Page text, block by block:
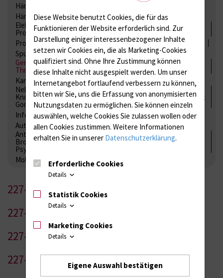
Hämatologie / Anämie
Hämoglobinelektrophorese
Liquordiagnostik
Elektrolyte, Enzyme, Substrate, Metabolite, Blutalkohol,
Proteine
Proteine
Lipide / Lipoproteine Niere / Harnwege
Spurenelemente
Säuren-Basen-Status
Gerinnung / Gerinnungsaktivierung / Gerinnungsfaktoren /
Thrombozytenfunktion / Antikoagulation
Kardiale Marker
Tumormarker
Interleukine
Nebenniere / Niere; Nebenschilddrüse ( Ca-Stoffwechsel /
Knochen; Hypophyse / Wachstum; Gestroinaltrakt / Vitamine;
Gonaden / Zyklus / Sterilität
Infektionsserologie
Allergiediagnostik
Immunologie
Autoimmundiagnostik
Antibiotika, Zystostatika, Immunsuppressiva, Amaleptika,
Bronchospasmolytika, Antiepileptika, Kardiaka,
Psychpharmaka
Molekulare Diagnostik
227-1
227-2
227-3
227-4
Diese Website benutzt Cookies, die für das
Funktionieren der Website erforderlich sind. Zur
Darstellung einiger interessenbezogener Inhalte
setzen wir Cookies ein, die als Marketing-Cookies
qualifiziert sind. Ohne Ihre Zustimmung können
diese Inhalte nicht ausgespielt werden. Um unser
Internetangebot fortlaufend verbessern zu können,
bitten wir Sie, uns die Erfassung von anonymisierten
Nutzungsdaten zu ermöglichen. Sie können einzeln
auswählen, welche Cookies Sie zulassen wollen oder
allen Cookies zustimmen. Weitere Informationen
erhalten Sie in unserer Datenschutzerklärung.
Erforderliche Cookies
Details
Statistik Cookies
Details
Marketing Cookies
Details
Eigene Auswahl bestätigen